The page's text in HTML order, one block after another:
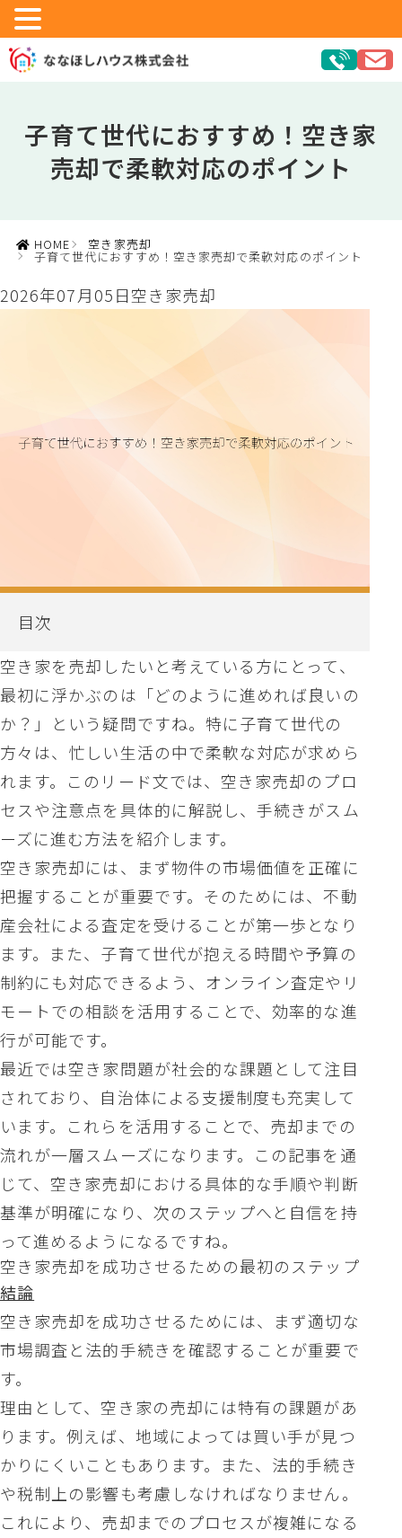
子育て世代におすすめ！空き家
売却で柔軟対応のポイント
HOME 空き家売却
子育て世代におすすめ！空き家売却で柔軟対応のポイント
2026年07月05日空き家売却
目次
空き家を売却したいと考えている方にとって、
最初に浮かぶのは「どのように進めれば良いの
か？」という疑問ですね。特に子育て世代の
方々は、忙しい生活の中で柔軟な対応が求めら
れます。このリード文では、空き家売却のプロ
セスや注意点を具体的に解説し、手続きがスム
ーズに進む方法を紹介します。
空き家売却には、まず物件の市場価値を正確に
把握することが重要です。そのためには、不動
産会社による査定を受けることが第一歩となり
ます。また、子育て世代が抱える時間や予算の
制約にも対応できるよう、オンライン査定やリ
モートでの相談を活用することで、効率的な進
行が可能です。
最近では空き家問題が社会的な課題として注目
されており、自治体による支援制度も充実して
います。これらを活用することで、売却までの
流れが一層スムーズになります。この記事を通
じて、空き家売却における具体的な手順や判断
基準が明確になり、次のステップへと自信を持
って進めるようになるですね。
空き家売却を成功させるための最初のステップ
結論
空き家売却を成功させるためには、まず適切な
市場調査と法的手続きを確認することが重要で
す。
理由として、空き家の売却には特有の課題があ
ります。例えば、地域によっては買い手が見つ
かりにくいこともあります。また、法的手続き
や税制上の影響も考慮しなければなりません。
これにより、売却までのプロセスが複雑になる